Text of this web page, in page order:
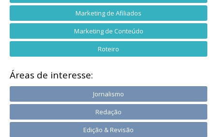
Marketing de Afiliados
Marketing de Conteúdo
Roteiro
Áreas de interesse:
Jornalismo
Redação
Edição & Revisão